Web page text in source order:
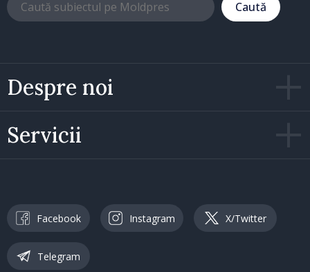
Despre noi
Servicii
Caută
Facebook Instagram X/Twitter
Telegram